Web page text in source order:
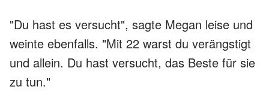
"Du hast es versucht", sagte Megan leise und
weinte ebenfalls. "Mit 22 warst du verängstigt
und allein. Du hast versucht, das Beste für sie
zu tun."